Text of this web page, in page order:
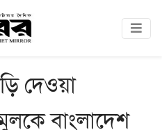
দেওয়া
বাংলাদেশ